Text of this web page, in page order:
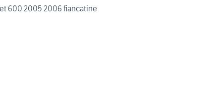
600 2005 2006 fiancatine